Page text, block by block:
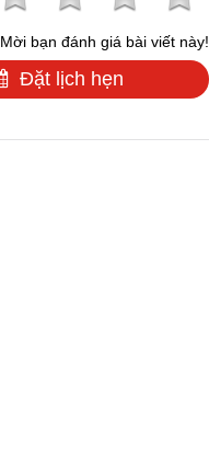
Mời bạn đánh giá bài viết này!
Đặt lịch hẹn